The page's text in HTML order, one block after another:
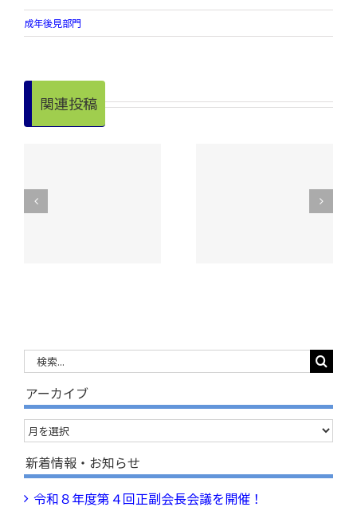
成年後見部門
関連投稿
昭和村成年後見制
度利用促進・連携
…
アーカイブ
ア
ー
カ
イ
新着情報・お知らせ
令和８年度第４回正副会長会議を開催！